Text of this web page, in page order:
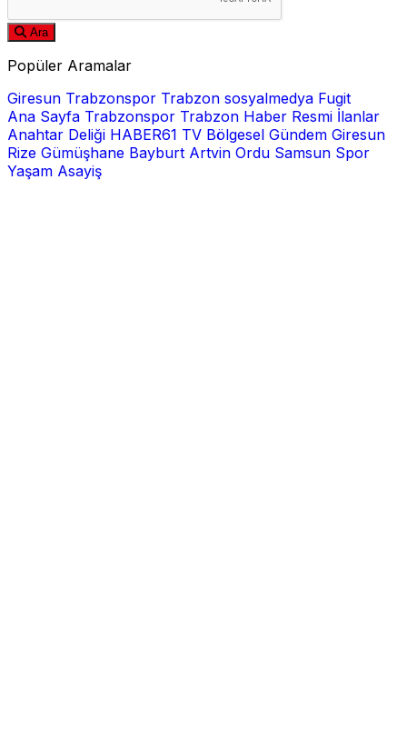
Ara
Popüler Aramalar
Giresun Trabzonspor Trabzon sosyalmedya Fugit
Ana Sayfa Trabzonspor Trabzon Haber Resmi İlanlar
Anahtar Deliği HABER61 TV Bölgesel Gündem Giresun
Rize Gümüşhane Bayburt Artvin Ordu Samsun Spor
Yaşam Asayiş